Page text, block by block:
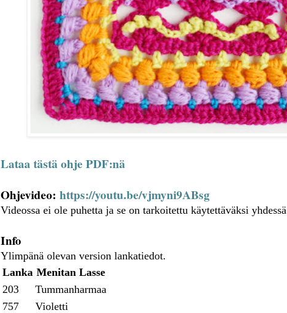
Lataa tästä ohje PDF:nä
Ohjevideo: https://youtu.be/vjmyni9ABsg
Videossa ei ole puhetta ja se on tarkoitettu käytettäväksi
Info
Ylimpänä olevan version lankatiedot.
Lanka Menitan Lasse
203
Tummanharmaa
757
Violetti